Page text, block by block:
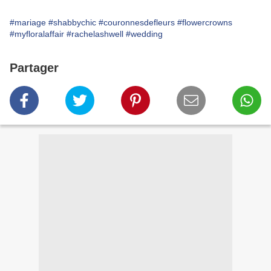
#mariage #shabbychic #couronnesdefleurs #flowercrowns
#myfloralaffair #rachelashwell #wedding
Partager